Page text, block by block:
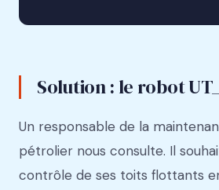
Solution : le robot
Un responsable de la
pétrolier nous consulte. Il
contrôle de ses toits flottants